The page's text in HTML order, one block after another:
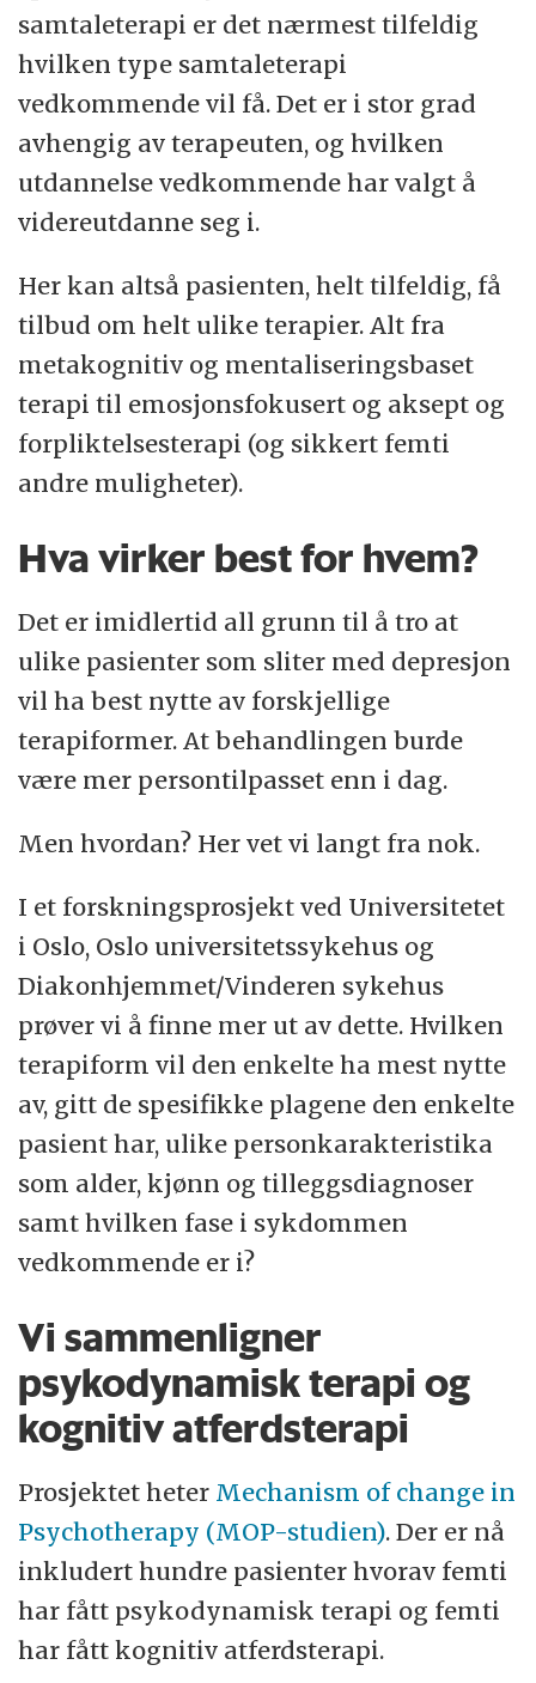
samtaleterapi er det nærmest tilfeldig
hvilken type samtaleterapi
vedkommende vil få. Det er i stor grad
avhengig av terapeuten, og hvilken
utdannelse vedkommende har valgt å
videreutdanne seg i.
Her kan altså pasienten, helt tilfeldig, få
tilbud om helt ulike terapier. Alt fra
metakognitiv og mentaliseringsbaset
terapi til emosjonsfokusert og aksept og
forpliktelsesterapi (og sikkert femti
andre muligheter).
Hva virker best for hvem?
Det er imidlertid all grunn til å tro at
ulike pasienter som sliter med depresjon
vil ha best nytte av forskjellige
terapiformer. At behandlingen burde
være mer persontilpasset enn i dag.
Men hvordan? Her vet vi langt fra nok.
I et forskningsprosjekt ved Universitetet
i Oslo, Oslo universitetssykehus og
Diakonhjemmet/Vinderen sykehus
prøver vi å finne mer ut av dette. Hvilken
terapiform vil den enkelte ha mest nytte
av, gitt de spesifikke plagene den enkelte
pasient har, ulike personkarakteristika
som alder, kjønn og tilleggsdiagnoser
samt hvilken fase i sykdommen
vedkommende er i?
Vi sammenligner
psykodynamisk terapi og
kognitiv atferdsterapi
Prosjektet heter Mechanism of change in
Psychotherapy (MOP-studien). Der er nå
inkludert hundre pasienter hvorav femti
har fått psykodynamisk terapi og femti
har fått kognitiv atferdsterapi.